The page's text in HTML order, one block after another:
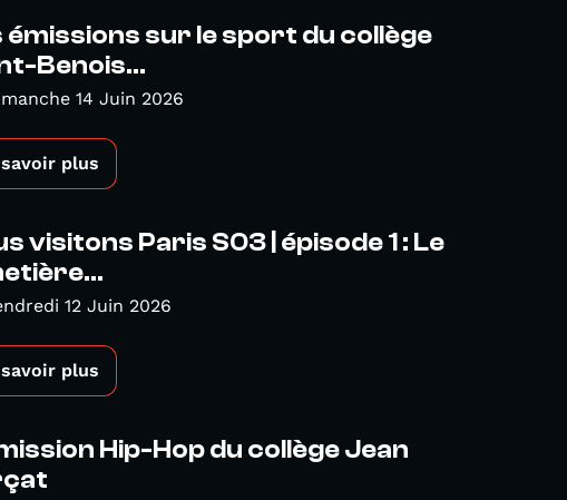
émissions sur le sport du collège
Benois...
14 Juin 2026
savoir plus
visitons Paris S03 | épisode 1 : Le
12 Juin 2026
savoir plus
Hip-Hop du collège Jean